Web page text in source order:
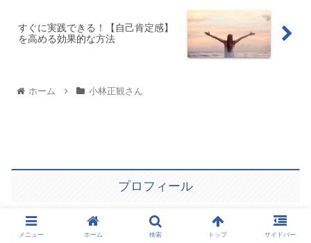
すぐに実践できる！【自己肯定感】
を高める効果的な方法
ホーム 小林正観さん
プロフィール
メニュー ホーム 検索 トップ サイドバー